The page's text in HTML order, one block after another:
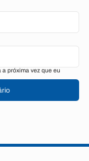
próxima vez que eu